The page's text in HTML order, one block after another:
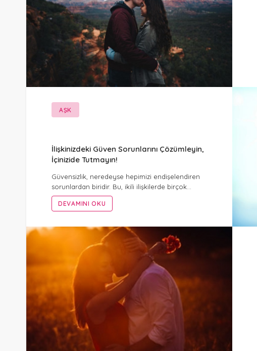
AŞK
İlişkinizdeki Güven Sorunlarını Çözümleyin,
İçinizide Tutmayın!
Güvensizlik, neredeyse hepimizi endişelendiren
sorunlardan biridir. Bu, ikili ilişkilerde birçok…
DEVAMINI OKU